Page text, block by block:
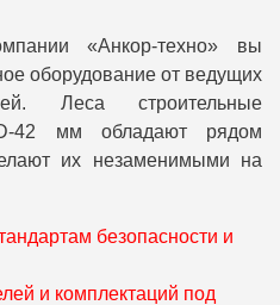
«Анкор-техно» вы
оборудование от ведущих
Леса строительные
42 мм обладают рядом
их незаменимыми на
безопасности и
и комплектаций под